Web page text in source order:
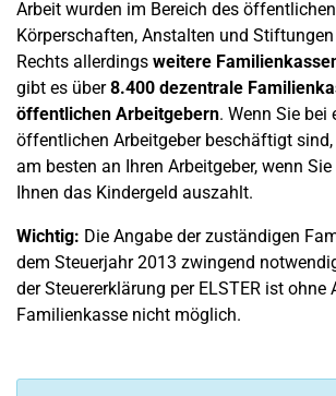
Arbeit wurden im Bereich des
Körperschaften, Anstalten und
Rechts allerdings weitere
gibt es über8.400 dezentrale
öffentlichen Arbeitgebern. Wenn Sie bei
öffentlichen Arbeitgeber beschäftigt sind,
am besten an Ihren Arbeitgeber, wenn
Ihnen das Kindergeld auszahlt.
Wichtig: Die Angabe der zuständigen
dem Steuerjahr 2013 zwingend
der Steuererklärung per ELSTER ist ohne
Familienkasse nicht möglich.